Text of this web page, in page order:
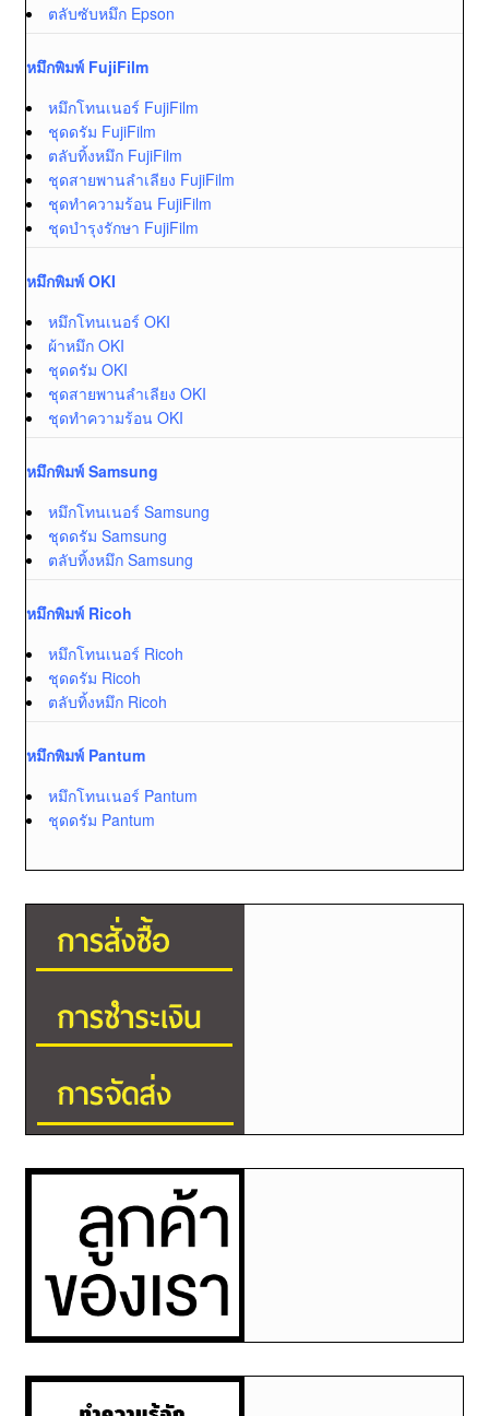
ตลับซับหมึก Epson
หมึกพิมพ์ FujiFilm
หมึกโทนเนอร์ FujiFilm
ชุดดรัม FujiFilm
ตลับทิ้งหมึก FujiFilm
ชุดสายพานลำเลียง FujiFilm
ชุดทำความร้อน FujiFilm
ชุดบำรุงรักษา FujiFilm
หมึกพิมพ์ OKI
หมึกโทนเนอร์ OKI
ผ้าหมึก OKI
ชุดดรัม OKI
ชุดสายพานลำเลียง OKI
ชุดทำความร้อน OKI
หมึกพิมพ์ Samsung
หมึกโทนเนอร์ Samsung
ชุดดรัม Samsung
ตลับทิ้งหมึก Samsung
หมึกพิมพ์ Ricoh
หมึกโทนเนอร์ Ricoh
ชุดดรัม Ricoh
ตลับทิ้งหมึก Ricoh
หมึกพิมพ์ Pantum
หมึกโทนเนอร์ Pantum
ชุดดรัม Pantum